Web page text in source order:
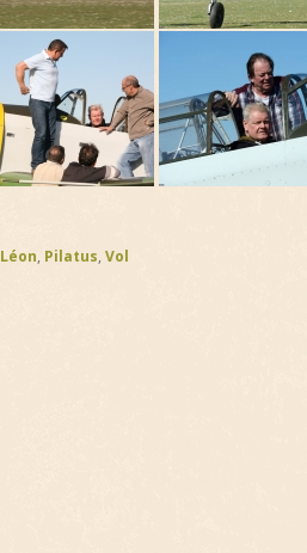
Léon, Pilatus, Vol